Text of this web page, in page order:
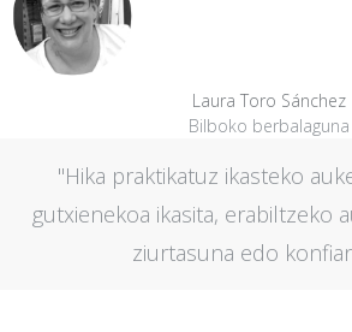
Laura Toro Sánchez
Bilboko berbalaguna
"Hika praktikatuz ikasteko
gutxienekoa ikasita, erabiltzeko
ziurtasuna edo